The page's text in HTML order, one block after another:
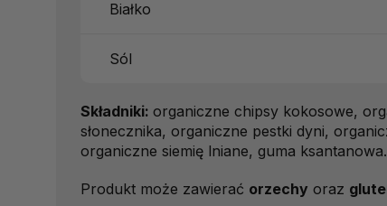
Białko
Sól
Składniki: organiczne chipsy kokosowe,
słonecznika, organiczne pestki dyni,
organiczne siemię lniane, guma ksantanowa.
Produkt może zawierać orzechy oraz